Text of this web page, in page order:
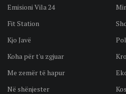
Emisioni Vila 24
Fit Station
Kjo Javë
Koha për t'u zgjuar
Me zemër të hapur
Në shënjester